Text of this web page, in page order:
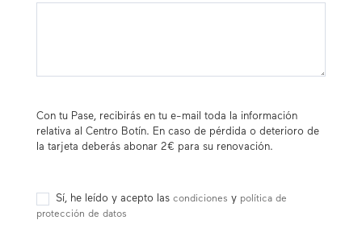
Con tu Pase, recibirás en tu e-mail toda la información
relativa al Centro Botín. En caso de pérdida o deterioro de
la tarjeta deberás abonar 2€ para su renovación.
Sí, he leído y acepto las condiciones y política de
protección de datos